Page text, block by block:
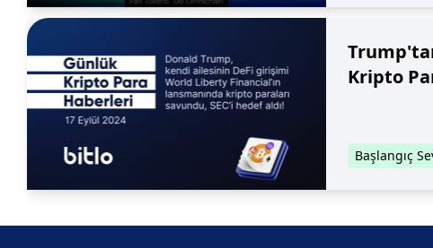
Kripto
Başlangıç